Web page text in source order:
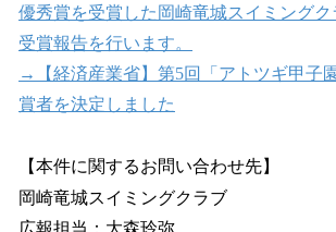
優秀賞を受賞した岡崎竜城スイミングク
受賞報告を行います。
→【経済産業省】第5回「アトツギ甲子
賞者を決定しました
【本件に関するお問い合わせ先】
岡崎竜城スイミングクラブ